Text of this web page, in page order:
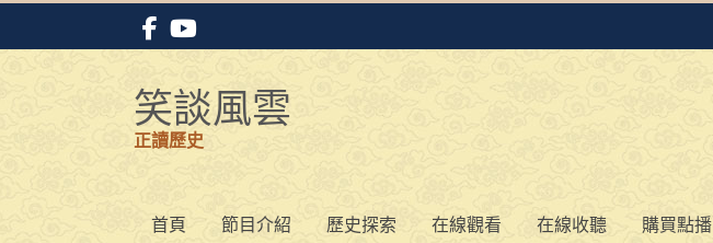
content
笑談風雲
正讀歷史
首頁 節目介紹 歷史探索 在線觀看 在線收聽 購買點播